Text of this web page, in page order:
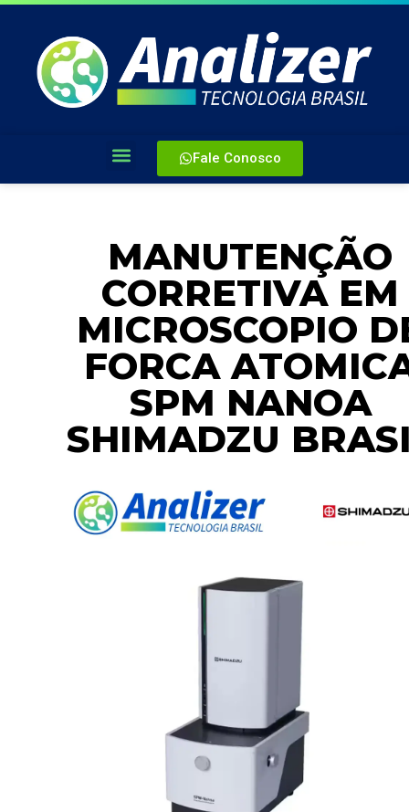
Fale Conosco
MANUTENÇÃO
CORRETIVA EM
MICROSCOPIO
FORCA
SPM NANOA
SHIMADZU